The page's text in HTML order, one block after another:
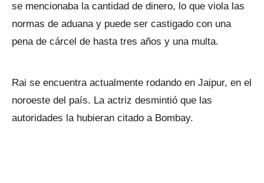
se mencionaba la cantidad de dinero, lo que viola las
normas de aduana y puede ser castigado con una
pena de cárcel de hasta tres años y una multa.
Rai se encuentra actualmente rodando en Jaipur, en el
noroeste del país. La actriz desmintió que las
autoridades la hubieran citado a Bombay.